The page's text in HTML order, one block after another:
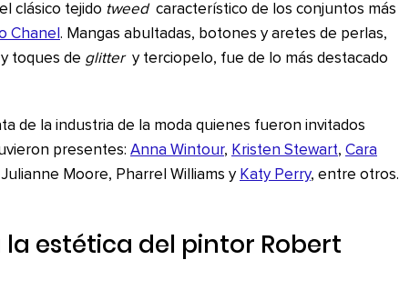
clásico tejido tweed característico de los conjuntos más
Chanel . Mangas abultadas, botones y aretes de perlas,
toques de glitter y terciopelo, fue de lo más destacado
de la industria de la moda quienes fueron invitados
presentes: Anna Wintour, Kristen Stewart, Cara
Julianne Moore, Pharrel Williams y Katy Perry, entre otros.
la estética del pintor Robert